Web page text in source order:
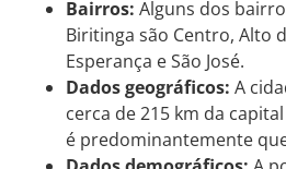
Bairros: Alguns dos
Biritinga são Centro, Alto
Esperança e São José.
Dados geográficos: A
cerca de 215 km da
é predominantemente